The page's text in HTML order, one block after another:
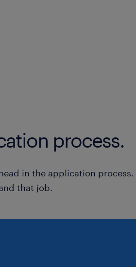
process.
in the application
that job.